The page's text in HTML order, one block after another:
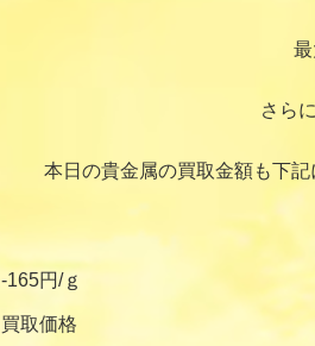
さら
本日の貴金属の買取金額も下
-165円/ｇ
買取価格